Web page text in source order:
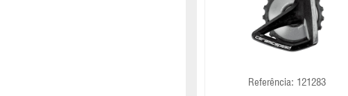
Referência: 121283